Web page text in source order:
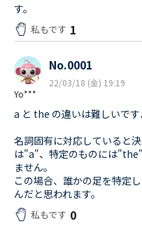
す。
私もです 1
Yo***
No.0001
22/03/18 (金) 19:19
a と the の違いは難しいです
名詞固有に対応していると
は"a"、特定のものには
ません。
この場合、誰かの足を特定
んだと思われます。
私もです 0